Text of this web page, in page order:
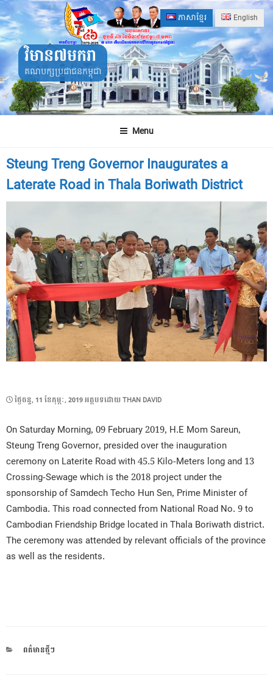
Skip
to
content
ភាសាខ្មែរ English
វិមាន៧មករា
គណបក្សប្រជាជនកម្ពុជា
Menu
Steung Treng Governor Inaugurates a
Laterate Road in Thala Boriwath District
POSTED
ថ្ងៃ​ចន្ទ, 11 ខែ​កុម្ភៈ, 2019អត្ថបទដោយTHAN DAVID
On Saturday Morning, 09 February 2019, H.E Mom Sareun,
Steung Treng Governor, presided over the inauguration
ceremony on Laterite Road with 45.5 Kilo-Meters long and 13
Crossing-Sewage which is the 2018 project under the
sponsorship of Samdech Techo Hun Sen, Prime Minister of
Cambodia. This road connected from National Road No. 9 to
Cambodian Friendship Bridge located in Thala Boriwath district.
The ceremony was attended by relevant officials of the province
as well as the residents.
CATEGORIES
ពត៌មានថ្មីៗ